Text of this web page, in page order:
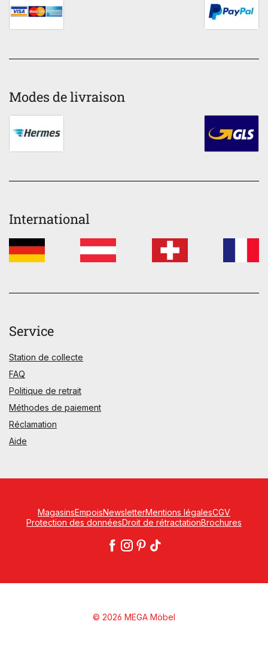
Modes de livraison
International
Service
Station de collecte
FAQ
Politique de retrait
Méthodes de paiement
Réclamation
Aide
MagasinsEmpoisNewsletterMentions légalesCGV
Protection des donnéesDroit de rétractationBrochures
© 2026 MEGA Möbel